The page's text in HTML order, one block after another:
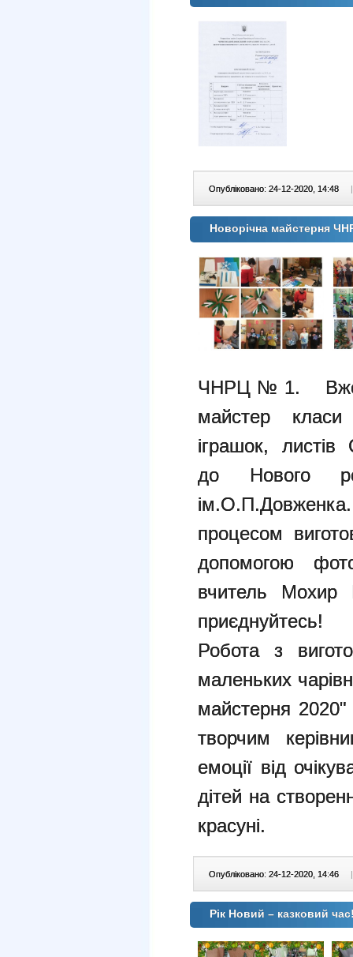
Опубліковано: 24-12-2020, 14:48 |
Новорічна майстерня
ЧНРЦ№1. Вже
майстер класи
іграшок,
до Нового
процесом
допомогою
вчитель
приєднуйтесь!
Робота з
маленьких
майстерня
творчим
емоції від
дітей на
красуні.
Опубліковано: 24-12-2020, 14:46 |
Рік Новий – казковий